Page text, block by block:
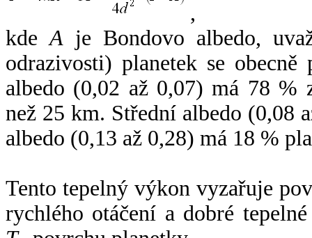
,
kdeA je Bondovo albedo,
odrazivosti) planetek se
albedo (0,02 až 0,07) má 78 %
než 25 km. Střední albedo (0,08
albedo (0,13 až 0,28) má 18 %
Tento tepelný výkon vyzařuje
rychlého otáčení a dobré